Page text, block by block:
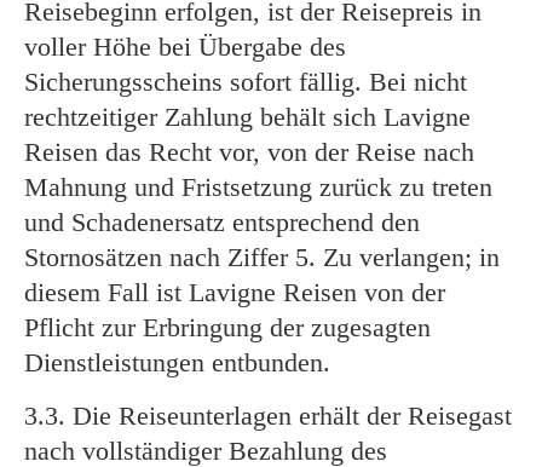
Reisebeginn erfolgen, ist der Reisepreis in
voller Höhe bei Übergabe des
Sicherungsscheins sofort fällig. Bei nicht
rechtzeitiger Zahlung behält sich Lavigne
Reisen das Recht vor, von der Reise nach
Mahnung und Fristsetzung zurück zu treten
und Schadenersatz entsprechend den
Stornosätzen nach Ziffer 5. Zu verlangen; in
diesem Fall ist Lavigne Reisen von der
Pflicht zur Erbringung der zugesagten
Dienstleistungen entbunden.
3.3. Die Reiseunterlagen erhält der Reisegast
nach vollständiger Bezahlung des